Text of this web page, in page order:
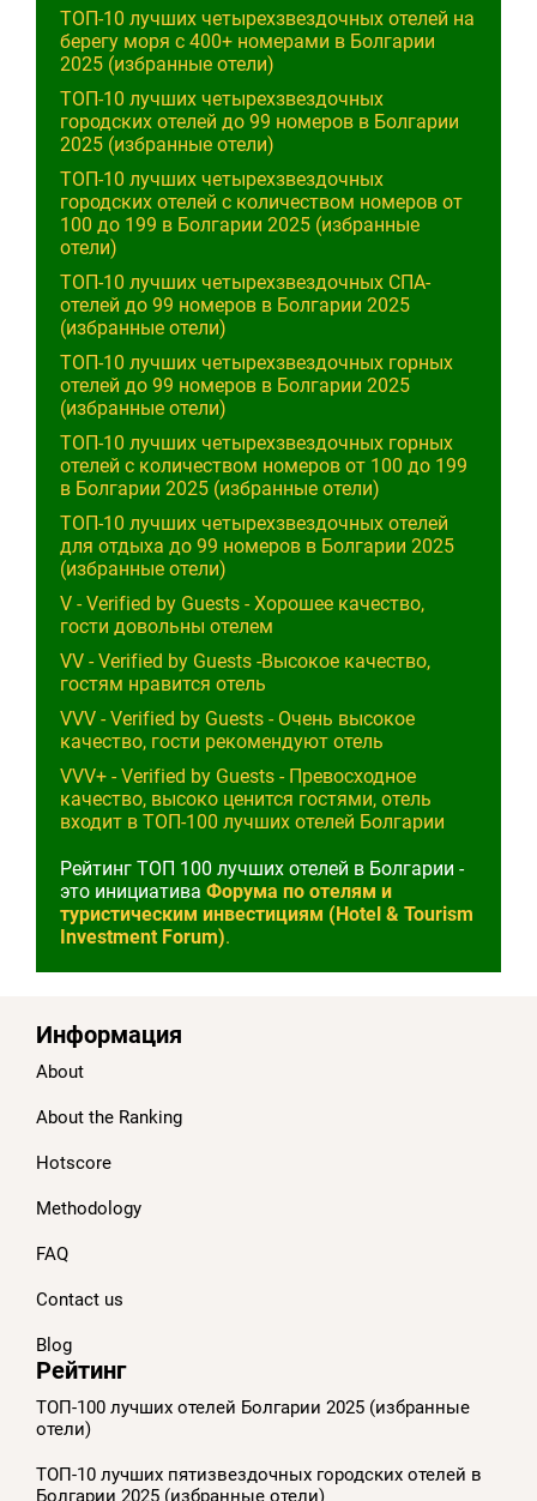
ТОП-10 лучших четырехзвездочных отелей на
берегу моря с 400+ номерами в Болгарии
2025 (избранные отели)
ТОП-10 лучших четырехзвездочных
городских отелей до 99 номеров в Болгарии
2025 (избранные отели)
ТОП-10 лучших четырехзвездочных
городских отелей с количеством номеров от
100 до 199 в Болгарии 2025 (избранные
отели)
ТОП-10 лучших четырехзвездочных СПА-
отелей до 99 номеров в Болгарии 2025
(избранные отели)
ТОП-10 лучших четырехзвездочных горных
отелей до 99 номеров в Болгарии 2025
(избранные отели)
ТОП-10 лучших четырехзвездочных горных
отелей с количеством номеров от 100 до 199
в Болгарии 2025 (избранные отели)
ТОП-10 лучших четырехзвездочных отелей
для отдыха до 99 номеров в Болгарии 2025
(избранные отели)
V - Verified by Guests - Хорошее качество,
гости довольны отелем
VV - Verified by Guests -Высокое качество,
гостям нравится отель
VVV - Verified by Guests - Очень высокое
качество, гости рекомендуют отель
VVV+ - Verified by Guests - Превосходное
качество, высоко ценится гостями, отель
входит в ТОП-100 лучших отелей Болгарии
Рейтинг ТОП 100 лучших отелей в Болгарии -
это инициатива Форума по отелям и
туристическим инвестициям (Hotel & Tourism
Investment Forum).
Информация
About
About the Ranking
Hotscore
Methodology
FAQ
Contact us
Blog
Рейтинг
ТОП-100 лучших отелей Болгарии 2025 (избранные
отели)
ТОП-10 лучших пятизвездочных городских отелей в
Болгарии 2025 (избранные отели)